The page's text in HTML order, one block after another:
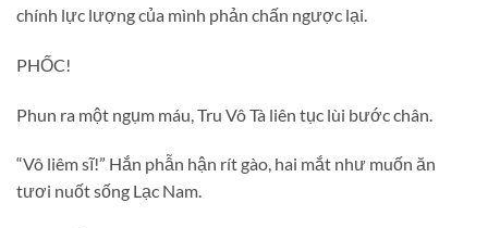
chính lực lượng của mình phản chấn ngược lại.
PHỐC!
Phun ra một ngụm máu, Tru Vô Tà liên tục lùi bước chân.
“Vô liêm sĩ!” Hắn phẫn hận rít gào, hai mắt như muốn ăn
tươi nuốt sống Lạc Nam.